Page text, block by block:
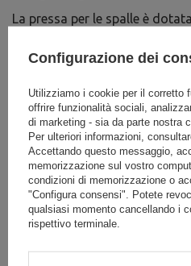
La pressa per le spalle è
macchina, ma anche della
modo che l'allenamento
qualsiasi momento e in
press è caratterizzata da
lavorazione precisa e da un
accuratamente sagomato
dell'allenamento.
DA
Configurazione dei
Utilizziamo i cookie per il corretto
offrire funzionalità sociali,
di marketing - sia da parte nostra
Per ulteriori informazioni,
Accettando questo messaggio,
memorizzazione sul vostro
condizioni di memorizzazione o
"Configura consensi". Potete
qualsiasi momento cancellando i
rispettivo terminale.